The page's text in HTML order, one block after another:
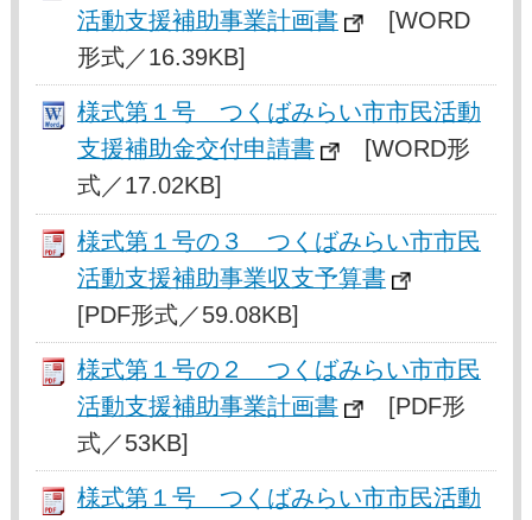
活動支援補助事業計画書
[WORD
形式／16.39KB]
様式第１号 つくばみらい市市民活動
支援補助金交付申請書
[WORD形
式／17.02KB]
様式第１号の３ つくばみらい市市民
活動支援補助事業収支予算書
[PDF形式／59.08KB]
様式第１号の２ つくばみらい市市民
活動支援補助事業計画書
[PDF形
式／53KB]
様式第１号 つくばみらい市市民活動